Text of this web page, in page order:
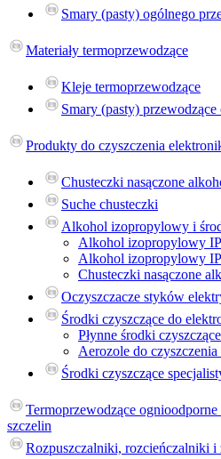
Smary (pasty) ogólnego
Materiały termoprzewodzące
Kleje termoprzewodzące
Smary (pasty) przewodzące
Produkty do czyszczenia
Chusteczki nasączone
Suche chusteczki
Alkohol izopropylowy i
Alkohol izopropylowy
Alkohol izopropylowy
Chusteczki nasączone
Oczyszczacze styków
Środki czyszczące do
Płynne środki
Aerozole do
Środki czyszczące
Termoprzewodzące
szczelin
Rozpuszczalniki, rozcieńczalniki i